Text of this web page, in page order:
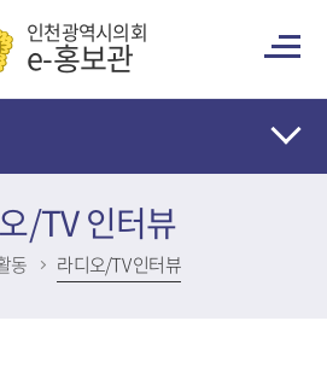
인천광역시의회
e-홍보관
/TV 인터뷰
동 라디오/TV 인터뷰